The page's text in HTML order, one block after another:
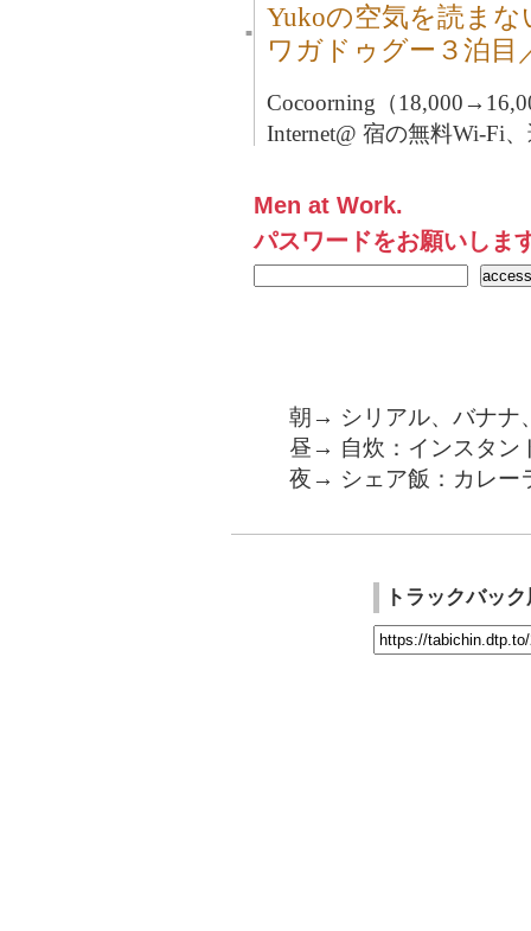
■
Yukoの空気を読ま
ワガドゥグー３泊
Cocoorning（
Internet@ 宿の無料Wi-Fi
Men at Work.
パスワードをお願いしま
朝→ シリアル、バナナ
昼→ 自炊：インスタン
夜→ シェア飯：カレー
トラックバッ